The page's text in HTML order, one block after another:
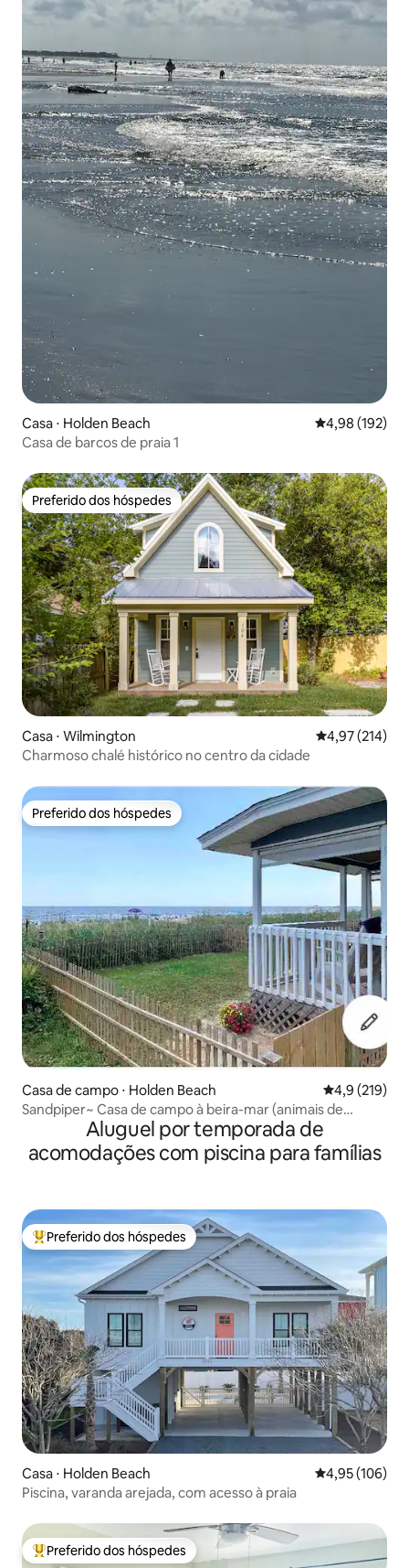
Casa ⋅ Holden Beach 4,98 de uma
4,98 (192)
Casa de barcos de praia 1
Preferido dos hóspedes
Preferido dos hóspedes
Casa ⋅ Wilmington 4,97 de uma
4,97 (214)
Charmoso chalé histórico no centro da cidade
Preferido dos hóspedes
Preferido dos hóspedes
Casa de campo ⋅ Holden Beach 4,9 de uma
4,9 (219)
Sandpiper~ Casa de campo à beira-mar (animais de
estimação)Aluguel por temporada de
acomodações com piscina para famílias
Entre os melhores preferidos dos hóspedes
Preferido dos hóspedes
Casa ⋅ Holden Beach 4,95 de uma
4,95 (106)
Piscina, varanda arejada, com acesso à praia
Entre os melhores preferidos dos hóspedes
Preferido dos hóspedes